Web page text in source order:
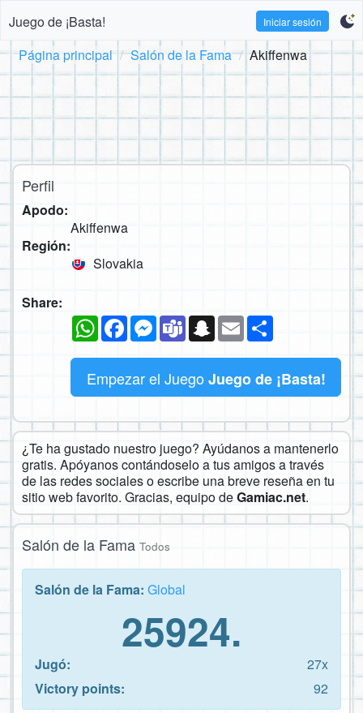
Juego de ¡Basta! Iniciar sesión
Página principal Salón de la Fama Akiffenwa
Perfil
Apodo:
Akiffenwa
Región:
Slovakia
Share:
WhatsAppFacebookMessenger
TeamsSnapchat
Email
Empezar el Juego Juego de ¡Basta!
¿Te ha gustado nuestro juego? Ayúdanos a mantenerlo
gratis. Apóyanos contándoselo a tus amigos a través
de las redes sociales o escribe una breve reseña en tu
sitio web favorito. Gracias, equipo deGamiac.net.
Salón de la Fama Todos
Salón de la Fama: Global
25924.
Jugó:
27x
Victory points:
92